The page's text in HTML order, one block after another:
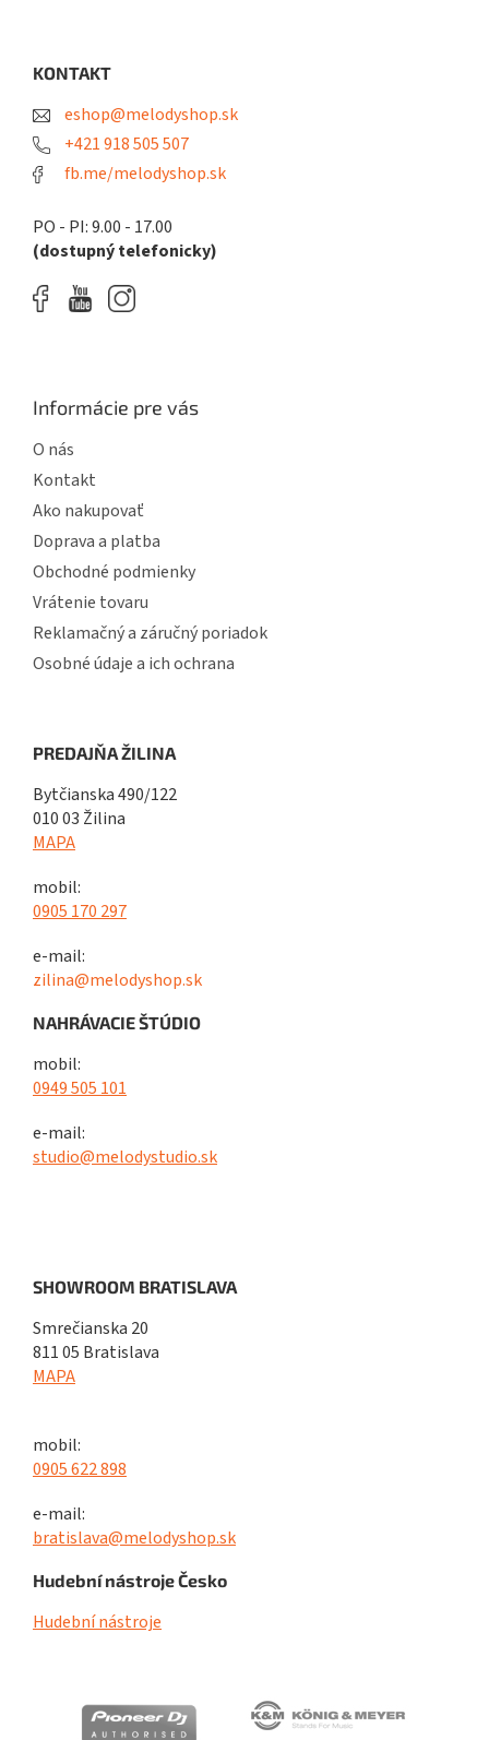
KONTAKT
eshop@melodyshop.sk
+421 918 505 507
fb.me/melodyshop.sk
PO - PI: 9.00 - 17.00
(dostupný telefonicky)
Informácie pre vás
O nás
Kontakt
Ako nakupovať
Doprava a platba
Obchodné podmienky
Vrátenie tovaru
Reklamačný a záručný poriadok
Osobné údaje a ich ochrana
PREDAJŇA ŽILINA
Bytčianska 490/122
010 03 Žilina
MAPA
mobil:
0905 170 297
e-mail:
zilina@melodyshop.sk
NAHRÁVACIE ŠTÚDIO
mobil:
0949 505 101
e-mail:
studio@melodystudio.sk
SHOWROOM BRATISLAVA
Smrečianska 20
811 05 Bratislava
MAPA
mobil:
0905 622 898
e-mail:
bratislava@melodyshop.sk
Hudební nástroje Česko
Hudební nástroje